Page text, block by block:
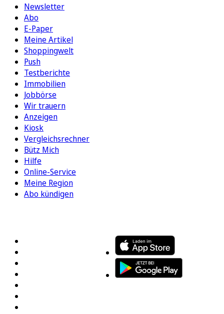
Newsletter
Abo
E-Paper
Meine Artikel
Shoppingwelt
Push
Testberichte
Immobilien
Jobbörse
Wir trauern
Anzeigen
Kiosk
Vergleichsrechner
Bütz Mich
Hilfe
Online-Service
Meine Region
Abo kündigen